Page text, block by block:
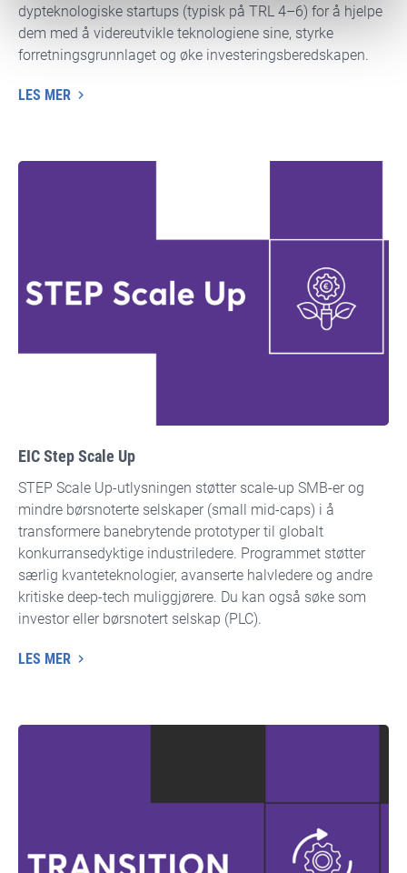
dypteknologiske startups (typisk på TRL 4–6) for å hjelpe
dem med å videreutvikle teknologiene sine, styrke
forretningsgrunnlaget og øke investeringsberedskapen.
LES MER
EIC Step Scale Up
STEP Scale Up-utlysningen støtter scale-up SMB-er og
mindre børsnoterte selskaper (small mid-caps) i å
transformere banebrytende prototyper til globalt
konkurransedyktige industriledere. Programmet støtter
særlig kvanteteknologier, avanserte halvledere og andre
kritiske deep-tech muliggjørere. Du kan også søke som
investor eller børsnotert selskap (PLC).
LES MER